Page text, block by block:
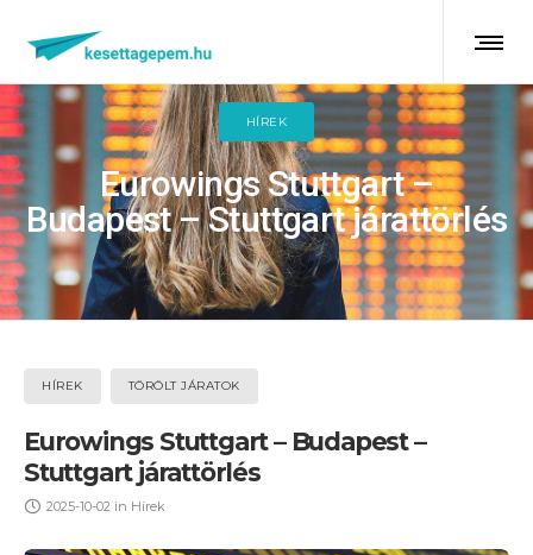
HÍREK
Eurowings Stuttgart –
Budapest – Stuttgart járattörlés
HÍREK TÖRÖLT JÁRATOK
Eurowings Stuttgart – Budapest –
Stuttgart járattörlés
2025-10-02 in Hírek